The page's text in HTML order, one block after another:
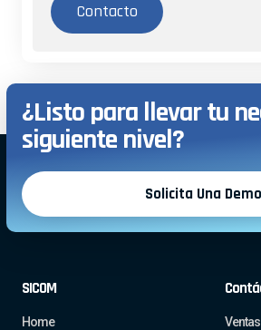
Contacto
¿Listo para llevar tu
siguiente nivel?
Solicita Una Demo
SICOM
Home Ventas